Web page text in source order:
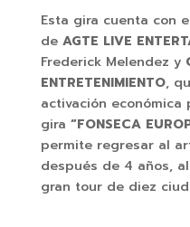
Esta gira cuenta con
de AGTE LIVE
Frederick Melendez y
ENTRETENIMIENTO,
activación económica
gira “FONSECA
permite regresar al
después de 4 años,
gran tour de diez